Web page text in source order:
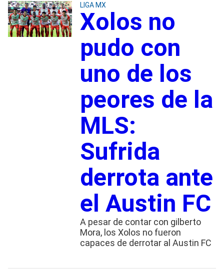
LIGA MX
Xolos no
pudo con
uno de los
peores de la
MLS:
Sufrida
derrota ante
el Austin FC
A pesar de contar con gilberto
Mora, los Xolos no fueron
capaces de derrotar al Austin FC